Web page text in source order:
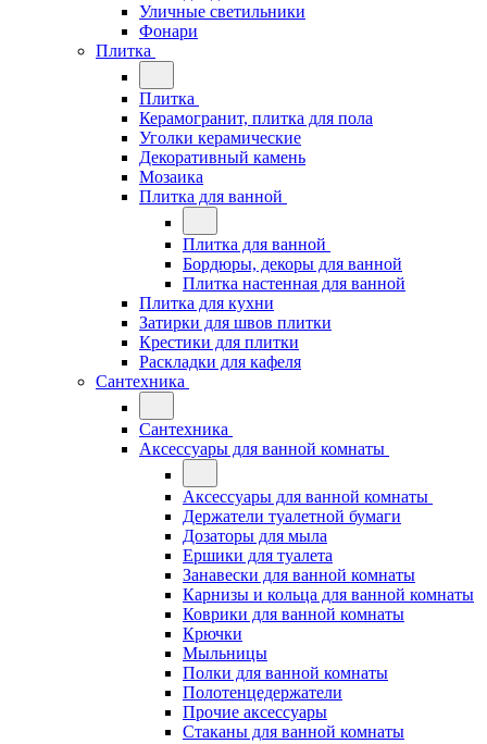
Уличные светильники
Фонари
Плитка
Плитка
Керамогранит, плитка для пола
Уголки керамические
Декоративный камень
Мозаика
Плитка для ванной
Плитка для ванной
Бордюры, декоры для ванной
Плитка настенная для ванной
Плитка для кухни
Затирки для швов плитки
Крестики для плитки
Раскладки для кафеля
Сантехника
Сантехника
Аксессуары для ванной комнаты
Аксессуары для ванной комнаты
Держатели туалетной бумаги
Дозаторы для мыла
Ершики для туалета
Занавески для ванной комнаты
Карнизы и кольца для ванной комнаты
Коврики для ванной комнаты
Крючки
Мыльницы
Полки для ванной комнаты
Полотенцедержатели
Прочие аксессуары
Стаканы для ванной комнаты